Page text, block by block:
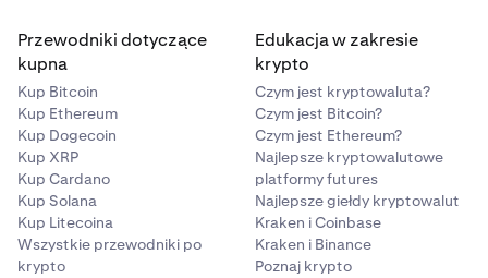
Przewodniki dotyczące
kupna
Kup Bitcoin
Kup Ethereum
Kup Dogecoin
Kup XRP
Kup Cardano
Kup Solana
Kup Litecoina
Wszystkie przewodniki po
krypto
Edukacja w zakresie
krypto
Czym jest kryptowaluta?
Czym jest Bitcoin?
Czym jest Ethereum?
Najlepsze kryptowalutowe
platformy futures
Najlepsze giełdy kryptowalut
Kraken i Coinbase
Kraken i Binance
Poznaj krypto